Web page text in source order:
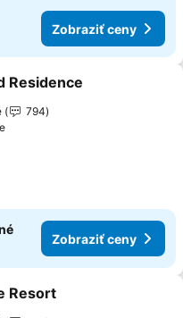
Zobraziť ceny
do obľúbených
Residence
794
Zobraziť ceny
do obľúbených
Resort